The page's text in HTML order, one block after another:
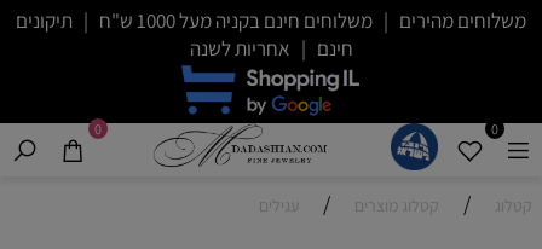
משלוחים מהירים | משלוחים חינם בקניה מעל 1000 ש"ח | תיקונים
חינם | אחריות לשנה
0
0
קטלוג / קטלוג מוצרים / עגילים